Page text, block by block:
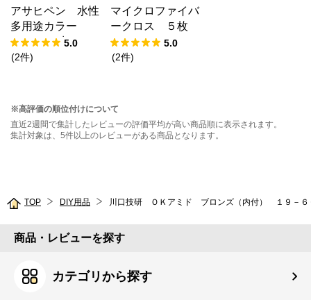
アサヒペン 水性
多用途カラー
１.６Ｌ 赤さび
5.0
(2件)
マイクロファイバ
ークロス ５枚
ベーシック5.0
(2件)
※高評価の順位付けについて
直近2週間で集計したレビューの評価平均が高い商品順に表示されます。
集計対象は、5件以上のレビューがある商品となります。
TOP DIY用品 川口技研 ＯＫアミド ブロンズ（内付） １９－６
商品・レビューを探す
カテゴリから探す